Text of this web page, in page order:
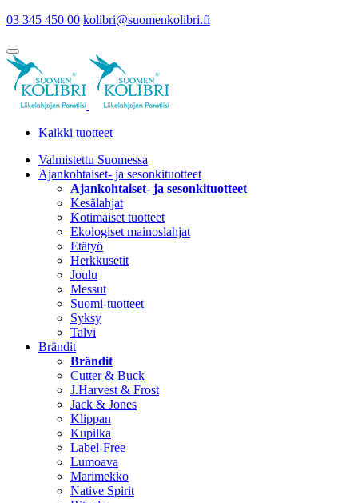
03 345 450 00 kolibri@suomenkolibri.fi
Kaikki tuotteet
Valmistettu Suomessa
Ajankohtaiset- ja sesonkituotteet
Ajankohtaiset- ja sesonkituotteet
Kesälahjat
Kotimaiset tuotteet
Ekologiset mainoslahjat
Etätyö
Herkkusetit
Joulu
Messut
Suomi-tuotteet
Syksy
Talvi
Brändit
Brändit
Cutter & Buck
J.Harvest & Frost
Jack & Jones
Klippan
Kupilka
Label-Free
Lumoava
Marimekko
Native Spirit